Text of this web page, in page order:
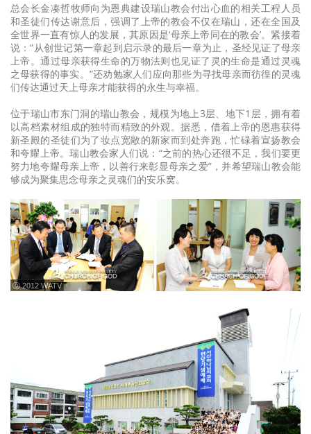
总会长金凑哲牧师向为恩典建设瑞山教会付出心血的相关工程人员
和圣徒们传达谢意后，强调了上帝的教会不仅在瑞山，还在全国及
全世界一直有惊人的发展，其原因是‘母亲上帝同在的教会’。紧接着
说：“从创世记第一章起到启示录的最后一章为止，圣经见证了母亲
上帝。通过母亲获得生命的万物法则也见证了灵的生命是通过灵魂
之母获得的事实。”还劝勉家人们应向那些为寻找母亲而彷徨的灵魂
们传达通过天上母亲才能获得的永生与幸福。
位于瑞山市东门洞的瑞山教会，规模为地上3层、地下1层，拥有着
以高档素材组成的独特而精致的外观。据悉，借着上帝的恩惠获得
新圣殿的圣徒们为了妆点宽敞的新家而到处奔跑，忙碌着宣扬教会
和夸耀上帝。瑞山教会家人们说：“之前的热心还很不足，我们要更
努力地夸耀母亲上帝，以善行来彰显母亲之爱”，并希望瑞山教会能
够成为聚集思念母亲之灵魂们的安乐窝。
ⓒ 2012 WATV